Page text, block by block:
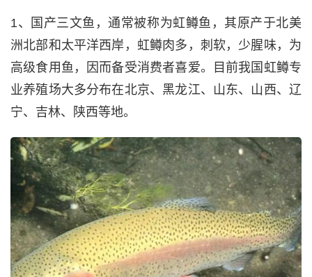
1、国产三文鱼，通常被称为虹鳟鱼，其原产于北美
洲北部和太平洋西岸，虹鳟肉多，刺软，少腥味，为
高级食用鱼，因而备受消费者喜爱。目前我国虹鳟专
业养殖场大多分布在北京、黑龙江、山东、山西、辽
宁、吉林、陕西等地。